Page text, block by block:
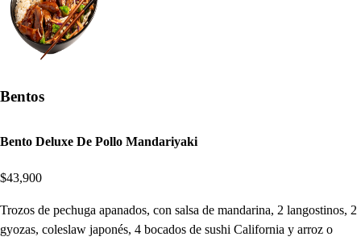
Bentos
Bento Deluxe De Pollo Mandariyaki
$43,900
Trozos de pechuga apanados, con salsa de mandarina, 2 langostinos, 2
gyozas, coleslaw japonés, 4 bocados de sushi California y arroz o